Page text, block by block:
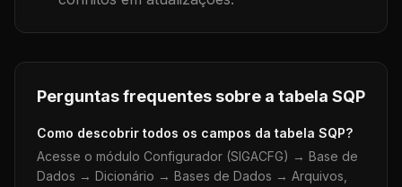
Perguntas frequentes sobre a tabela SQP
Como descobrir todos os campos da tabela SQP?
Acesse o módulo Configurador (SIGACFG) → Base de
Dados → Dicionário → Bases de Dados → Arquivos,